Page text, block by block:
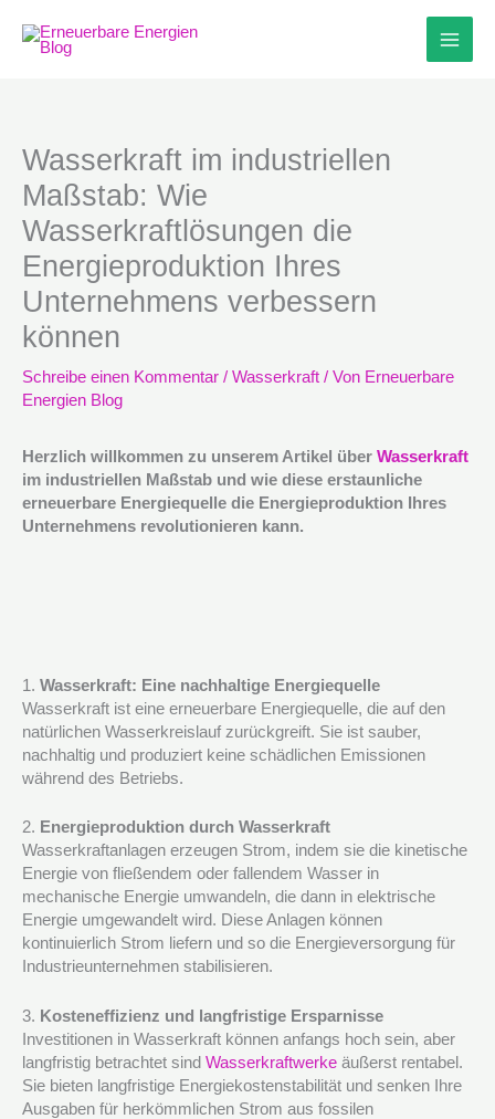
Inhalt
springen
Wasserkraft im industriellen
Maßstab: Wie
Wasserkraftlösungen die
Energieproduktion Ihres
Unternehmens verbessern
können
Schreibe einen Kommentar / Wasserkraft / Von Erneuerbare
Energien Blog
Herzlich willkommen zu unserem Artikel über Wasserkraft
im industriellen Maßstab und wie diese erstaunliche
erneuerbare Energiequelle die Energieproduktion Ihres
Unternehmens revolutionieren kann.
1. Wasserkraft: Eine nachhaltige Energiequelle
Wasserkraft ist eine erneuerbare Energiequelle, die auf den
natürlichen Wasserkreislauf zurückgreift. Sie ist sauber,
nachhaltig und produziert keine schädlichen Emissionen
während des Betriebs.
2. Energieproduktion durch Wasserkraft
Wasserkraftanlagen erzeugen Strom, indem sie die kinetische
Energie von fließendem oder fallendem Wasser in
mechanische Energie umwandeln, die dann in elektrische
Energie umgewandelt wird. Diese Anlagen können
kontinuierlich Strom liefern und so die Energieversorgung für
Industrieunternehmen stabilisieren.
3. Kosteneffizienz und langfristige Ersparnisse
Investitionen in Wasserkraft können anfangs hoch sein, aber
langfristig betrachtet sind Wasserkraftwerke äußerst rentabel.
Sie bieten langfristige Energiekostenstabilität und senken Ihre
Ausgaben für herkömmlichen Strom aus fossilen